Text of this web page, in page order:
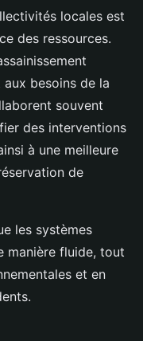
locales est
des ressources.
besoins de la
souvent
des interventions
à une meilleure
de
les systèmes
manière fluide, tout
et en